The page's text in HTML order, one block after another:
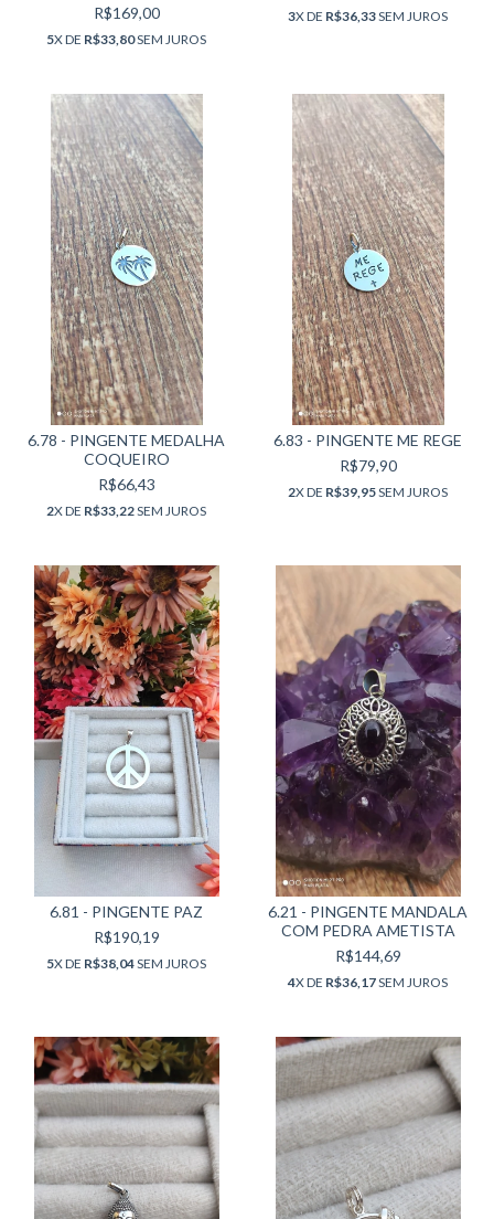
R$169,00
5X DE R$33,80SEM JUROS
3X DE R$36,33SEM JUROS
6.78 - PINGENTE MEDALHA
COQUEIRO
R$66,43
2X DE R$33,22SEM JUROS
6.83 - PINGENTE ME REGE
R$79,90
2X DE R$39,95SEM JUROS
6.81 - PINGENTE PAZ
R$190,19
5X DE R$38,04SEM JUROS
6.21 - PINGENTE MANDALA
COM PEDRA AMETISTA
R$144,69
4X DE R$36,17SEM JUROS